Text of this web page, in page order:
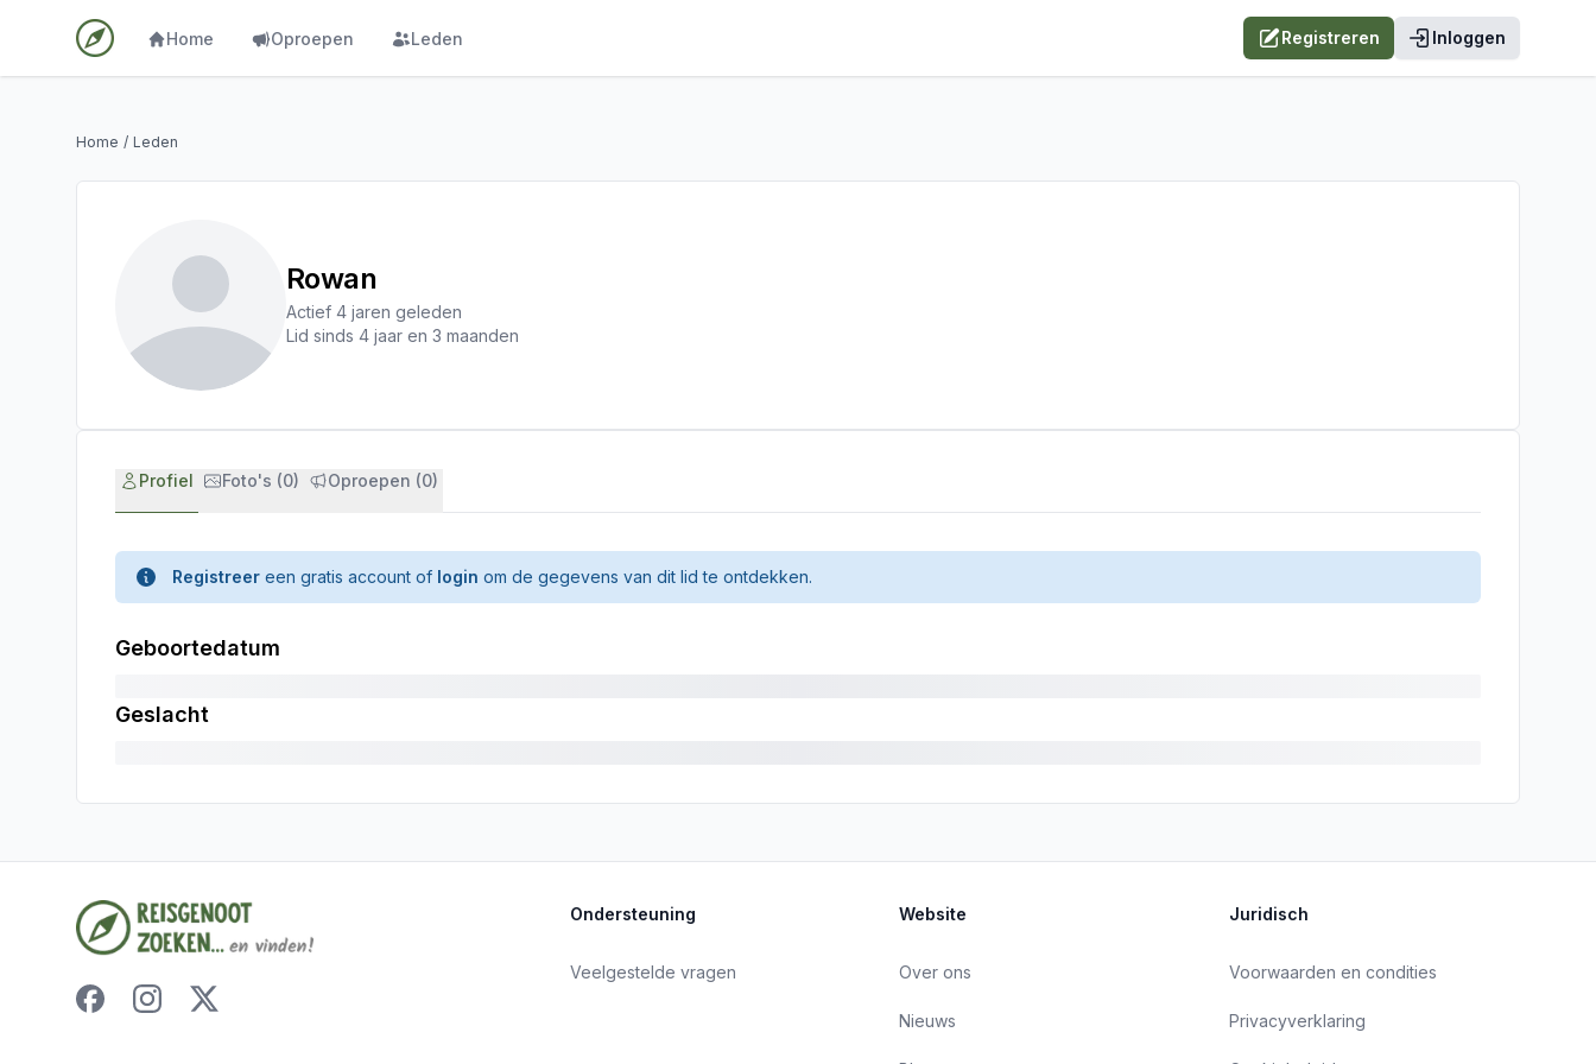
Home Oproepen Leden Registreren Inloggen
Home / Leden
Rowan
Actief 4 jaren geleden
Lid sinds 4 jaar en 3 maanden
Profiel Foto's (0) Oproepen (0)
Registreer een gratis account of login om de gegevens van dit lid te ontdekken.
Geboortedatum
Geslacht
Ondersteuning
Veelgestelde vragen
Website
Over ons
Nieuws
Juridisch
Voorwaarden en condities
Privacyverklaring